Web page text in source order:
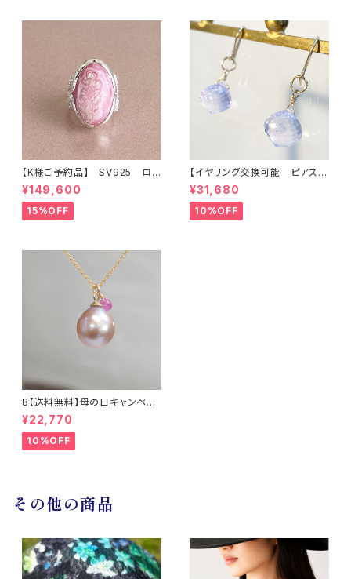
【K様ご予約品】 SV925 ロ
ードクロサイト インカロー
ズ リング
¥149,600
15%OFF
【イヤリング交換可能 ピアス】
アメシスティンクォーツ
¥31,680
10%OFF
8【送料無料】母の日キャンペー
ン 淡水真珠とサファイアのネッ
クレス14KGF / TWINKLE
¥22,770
10%OFF
その他の商品